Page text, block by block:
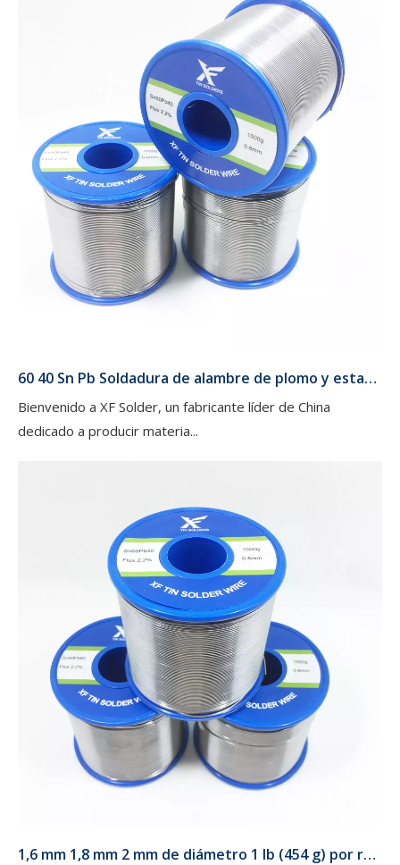
​60 40 Sn Pb Soldadura de alambre de plomo y estaño Carrete de 1 lb .032'' para importadores y mayoristas
Bienvenido a XF Solder, un fabricante líder de China
dedicado a producir materia...
1,6 mm 1,8 mm 2 mm de diámetro 1 lb (454 g) por rollo 60 40 Sn Pb Alambre de soldadura para ensamblajes eléctricos